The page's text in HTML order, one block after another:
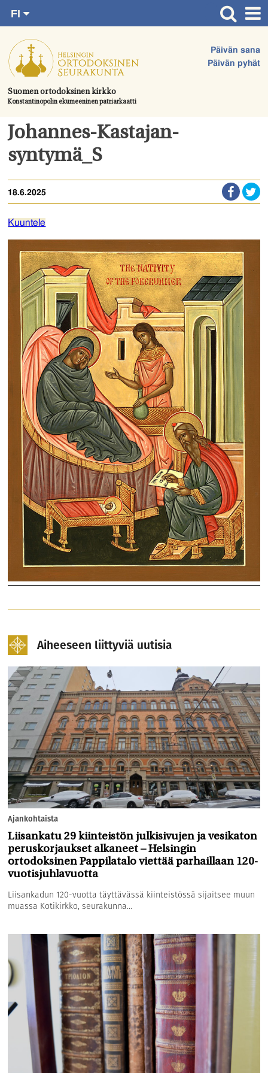
suoraan
sisältöön.
Suomen ortodoksinen kirkko
Konstantinopolin ekumeeninen patriarkaatti
Päivän sana
Päivän pyhät
FI
SV
EN
UA
Etusivu
Ajankohtaista
Juhlat & toimitukset
Kirkot
Apua & tukea
Hautausmaa
Yhteystiedot
Johannes-Kastajan-
syntymä_S
18.6.2025
Kuuntele
Aiheeseen liittyviä uutisia
Ajankohtaista
Liisankatu 29 kiinteistön julkisivujen ja vesikaton
peruskorjaukset alkaneet – Helsingin
ortodoksinen Pappilatalo viettää parhaillaan 120-
vuotisjuhlavuotta
Liisankadun 120-vuotta täyttävässä kiinteistössä sijaitsee muun
muassa Kotikirkko, seurakunna...